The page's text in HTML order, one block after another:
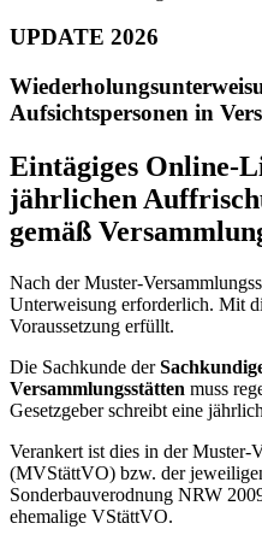
UPDATE 2026
Aufsichtspersonen in
Eintägiges Online-
jährlichen
gemäß
Nach der Muster-
Unterweisung erforderlich. Mit
Voraussetzung erfüllt.
Die Sachkunde der
Versammlungsstätten muss
Gesetzgeber schreibt eine
Verankert ist dies in der Muster-
(MVStättVO) bzw. der
Sonderbauverodnung NRW
ehemalige VStättVO.